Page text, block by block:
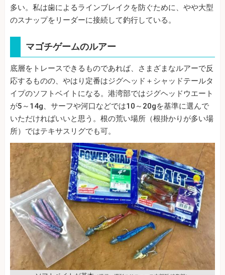
多い。私は歯によるラインブレイクを防ぐために、やや大型
のスナップをリーダーに接続して釣行している。
マゴチゲームのルアー
底層をトレースできるものであれば、さまざまなルアーで反
応するものの、やはり定番はジグヘッド＋シャッドテールタ
イプのソフトベイトになる。港湾部ではジグヘッドウエート
が5～14g、サーフや河口などでは10～20gを基準に選んで
いただければいいと思う。根の荒い場所（根掛かりが多い場
所）ではテキサスリグでも可。